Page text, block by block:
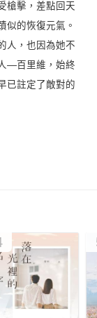
槍擊，差點回天
似的恢復元氣。
人，也因為她不
—百里維，始終
已註定了敵對的